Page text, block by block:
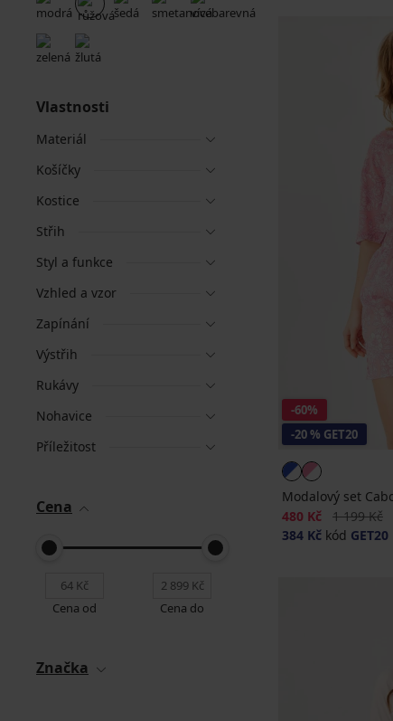
Vlastnosti
Materiál
Košíčky
Kostice
Střih
Styl a funkce
Vzhled a vzor
Zapínání
Výstřih
Rukávy
Nohavice
Příležitost
Cena
Cena od Cena do
Značka
-60%
-20 % GET20
Modalový set
Sleva
480 Kč Původní
1 199 Kč
384 Kč kód GET20